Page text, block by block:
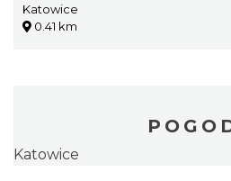
Katowice
0.41 km
Katowice